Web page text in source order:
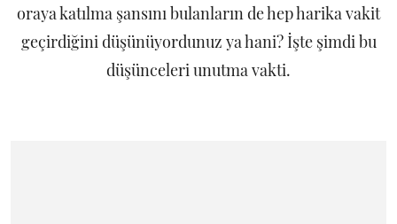
oraya katılma şansını bulanların de hep harika vakit
geçirdiğini düşünüyordunuz ya hani? İşte şimdi bu
düşünceleri unutma vakti.